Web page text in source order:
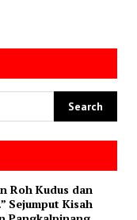
Roh Kudus dan
Sejumput Kisah